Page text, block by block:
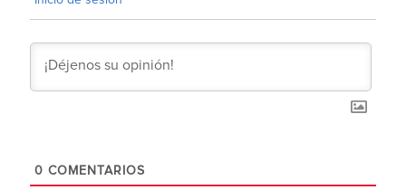
0 COMENTARIOS